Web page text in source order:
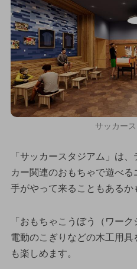
サッカー
「サッカースタジアム」は
カー関連のおもちゃで遊べ
手がやって来ることもあるか
「おもちゃこうぼう（ワー
電動のこぎりなどの木工用
も楽しめます。